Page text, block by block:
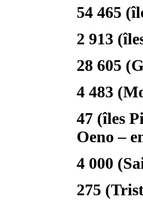
54 465
2 913
28 605
4 483
47 (îles
Oeno –
4 000
275